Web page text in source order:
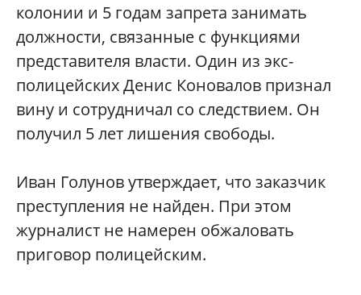
колонии и 5 годам запрета занимать
должности, связанные с функциями
представителя власти. Один из экс-
полицейских Денис Коновалов признал
вину и сотрудничал со следствием. Он
получил 5 лет лишения свободы.
Иван Голунов утверждает, что заказчик
преступления не найден. При этом
журналист не намерен обжаловать
приговор полицейским.